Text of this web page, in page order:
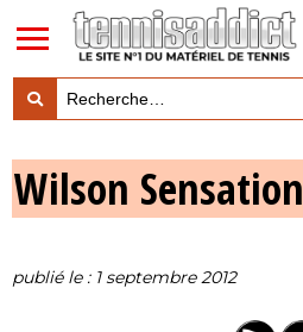
LES ACTUS
LES GUIDES DU
Wilson
publié le : 1 septembre 2012